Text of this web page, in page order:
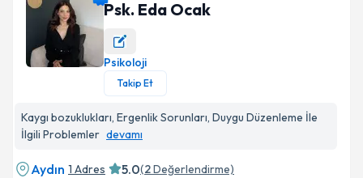
Psk. Eda Ocak Profil Fotoğrafı
Psk. Eda Ocak
Psikoloji
Takip Et
Kaygı bozuklukları, Ergenlik Sorunları, Duygu Düzenleme İle
İlgili Problemler devamı
Aydın 1 Adres 5.0(2Değerlendirme)